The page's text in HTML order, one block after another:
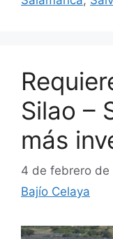
Silao –
más
4 de febrero de
Bajío Celaya